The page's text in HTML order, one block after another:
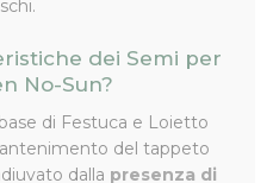
dei Semi per
No-Sun?
di Festuca e Loietto
del tappeto
dalla presenza di